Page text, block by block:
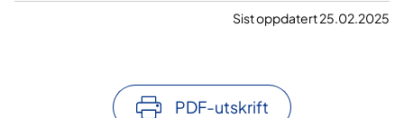
Sist oppdatert 25.02.2025
PDF-utskrift